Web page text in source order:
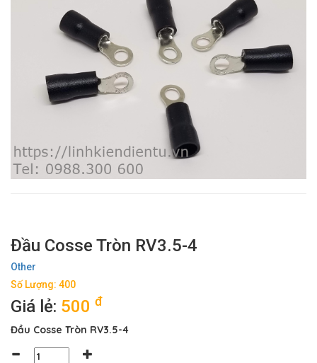
Đầu Cosse Tròn RV3.5-4
Other
Số Lượng: 400
Giá lẻ: 500 đ
Đầu Cosse Tròn RV3.5-4